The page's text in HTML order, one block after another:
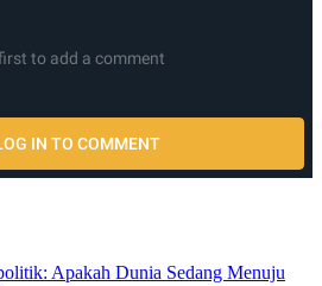
Apakah Dunia Sedang Menuju